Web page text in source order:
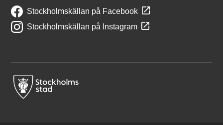
Stockholmskällan på Facebook
Stockholmskällan på Instagram